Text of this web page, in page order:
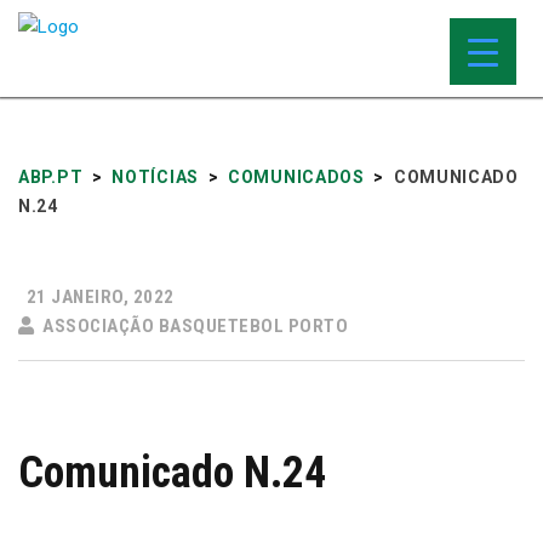
ABP.PT > NOTÍCIAS > COMUNICADOS >
COMUNICADO
N.24
21 JANEIRO, 2022
ASSOCIAÇÃO BASQUETEBOL PORTO
Comunicado N.24